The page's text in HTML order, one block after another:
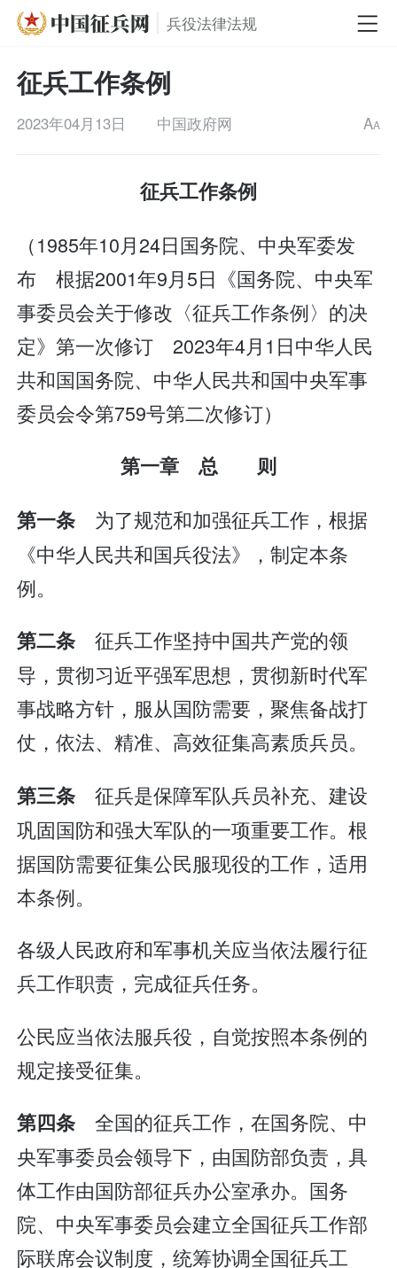
兵役法律法规
征兵工作条例
2023年04月13日 中国政府网 AA
征兵工作条例
（1985年10月24日国务院、中央军委发
布 根据2001年9月5日《国务院、中央军
事委员会关于修改〈征兵工作条例〉的决
定》第一次修订 2023年4月1日中华人民
共和国国务院、中华人民共和国中央军事
委员会令第759号第二次修订）
第一章 总 则
第一条 为了规范和加强征兵工作，根据
《中华人民共和国兵役法》，制定本条
例。
第二条 征兵工作坚持中国共产党的领
导，贯彻习近平强军思想，贯彻新时代军
事战略方针，服从国防需要，聚焦备战打
仗，依法、精准、高效征集高素质兵员。
第三条 征兵是保障军队兵员补充、建设
巩固国防和强大军队的一项重要工作。根
据国防需要征集公民服现役的工作，适用
本条例。
各级人民政府和军事机关应当依法履行征
兵工作职责，完成征兵任务。
公民应当依法服兵役，自觉按照本条例的
规定接受征集。
第四条 全国的征兵工作，在国务院、中
央军事委员会领导下，由国防部负责，具
体工作由国防部征兵办公室承办。国务
院、中央军事委员会建立全国征兵工作部
际联席会议制度，统筹协调全国征兵工